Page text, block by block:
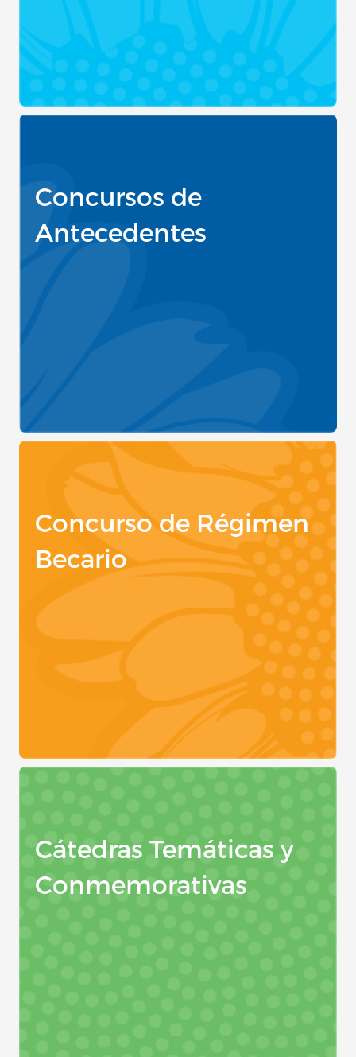
Concursos de
Antecedentes
Concurso de Régimen
Becario
Cátedras Temáticas y
Conmemorativas